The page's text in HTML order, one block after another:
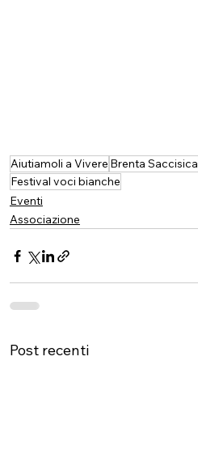
Aiutiamoli a Vivere Brenta Saccisica
Festival voci bianche
Eventi
Associazione
Post recenti